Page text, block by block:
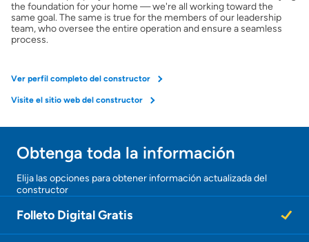
the foundation for your home — we're all working toward the
same goal. The same is true for the members of our leadership
team, who oversee the entire operation and ensure a seamless
process.
Ver perfil completo del constructor
Visite el sitio web del constructor
Obtenga toda la información
Elija las opciones para obtener información actualizada del
constructor
Folleto Digital Gratis